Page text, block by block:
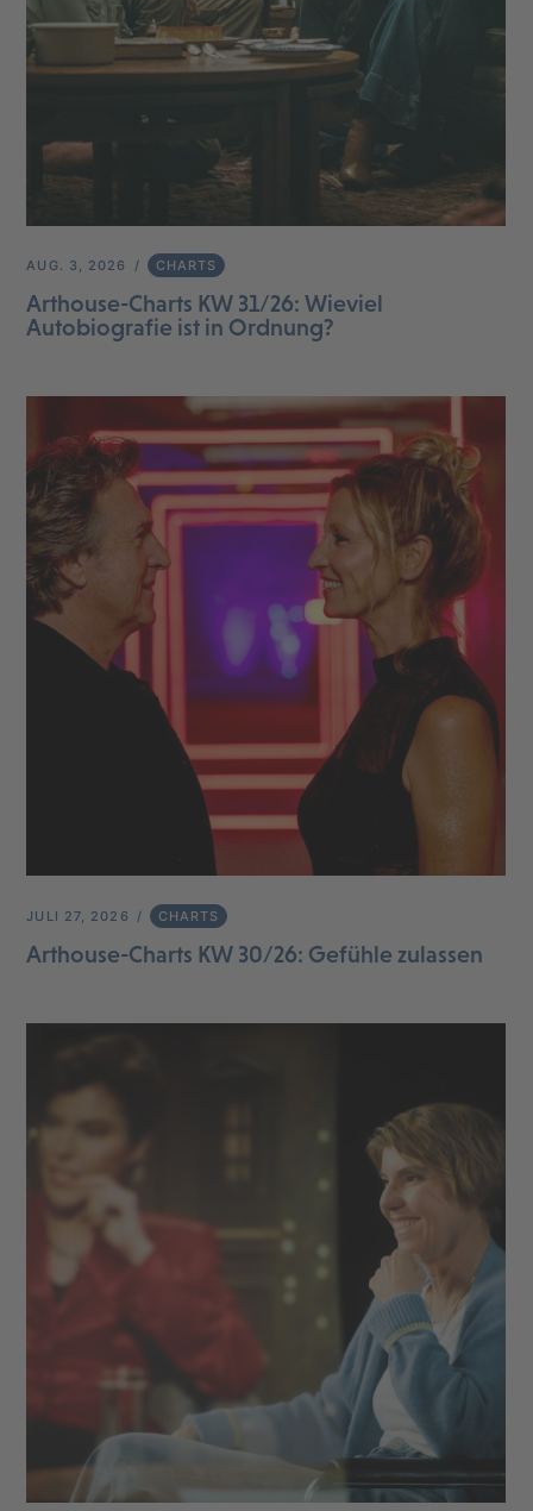
AUG. 3, 2026 CHARTS
Arthouse-Charts KW 31/26: Wieviel
Autobiografie ist in Ordnung?
JULI 27, 2026 CHARTS
Arthouse-Charts KW 30/26: Gefühle zulassen